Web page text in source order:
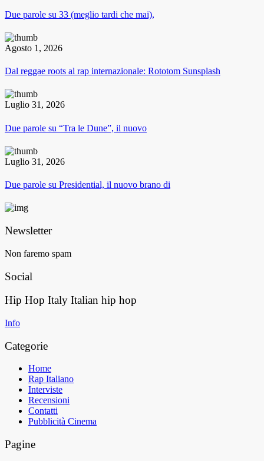
Due parole su 33 (meglio tardi che mai),
Agosto 1, 2026
Dal reggae roots al rap internazionale: Rototom Sunsplash
Luglio 31, 2026
Due parole su “Tra le Dune”, il nuovo
Luglio 31, 2026
Due parole su Presidential, il nuovo brano di
Newsletter
Non faremo spam
Social
Hip Hop Italy Italian hip hop
Info
Categorie
Home
Rap Italiano
Interviste
Recensioni
Contatti
Pubblicità Cinema
Pagine